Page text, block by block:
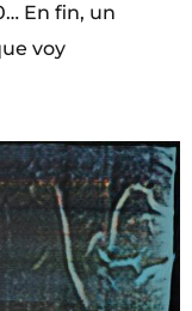
En fin, un
voy